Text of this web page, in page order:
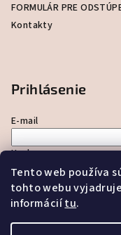
Tento web používa
tohto webu
informáciítu.
FORMULÁR PRE
Kontakty
Prihlásenie
E-mail
Heslo
Prihlásiť sa
Nová registrácia